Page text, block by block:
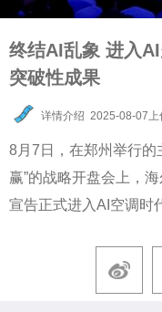
终结AI乱象 进入
突破性成果
详情介绍 2025-08-07上
8月7日，在郑州举行的
赢”的战略开盘会上，
宣告正式进入AI空调时